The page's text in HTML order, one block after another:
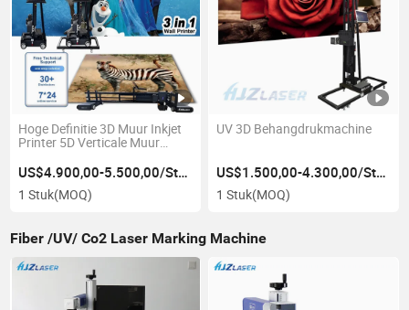
Hoge Definitie 3D Muur Inkjet
Printer 5D Verticale Muur
US$4.900,00-5.500,00/Stuk
1 Stuk(MOQ)
UV 3D Behangdrukmachine
US$1.500,00-4.300,00/Stuk
1 Stuk(MOQ)
Fiber /UV/ Co2 Laser Marking Machine